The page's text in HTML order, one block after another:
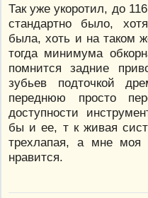
Так уже укоротил, до
стандартно было,
была, хоть и на таком
тогда минимума
помнится задние
зубьев подточкой
переднюю просто
доступности
бы и ее, т к живая
трехлапая, а мне моя
нравится.